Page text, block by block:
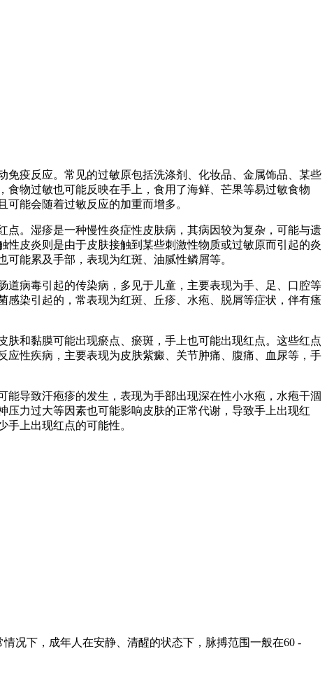
疫反应。常见的过敏原包括洗涤剂、化妆品、金属饰品、某些
物过敏也可能反映在手上，食用了海鲜、芒果等易过敏食物
能会随着过敏反应的加重而增多。
。湿疹是一种慢性炎症性皮肤病，其病因较为复杂，可能与遗
皮炎则是由于皮肤接触到某些刺激性物质或过敏原而引起的炎
能累及手部，表现为红斑、油腻性鳞屑等。
病毒引起的传染病，多见于儿童，主要表现为手、足、口腔等
染引起的，常表现为红斑、丘疹、水疱、脱屑等症状，伴有瘙
和黏膜可能出现瘀点、瘀斑，手上也可能出现红点。这些红点
性疾病，主要表现为皮肤紫癜、关节肿痛、腹痛、血尿等，手
导致汗疱疹的发生，表现为手部出现深在性小水疱，水疱干涸
力过大等因素也可能影响皮肤的正常代谢，导致手上出现红
上出现红点的可能性。
况下，成年人在安静、清醒的状态下，脉搏范围一般在60 -